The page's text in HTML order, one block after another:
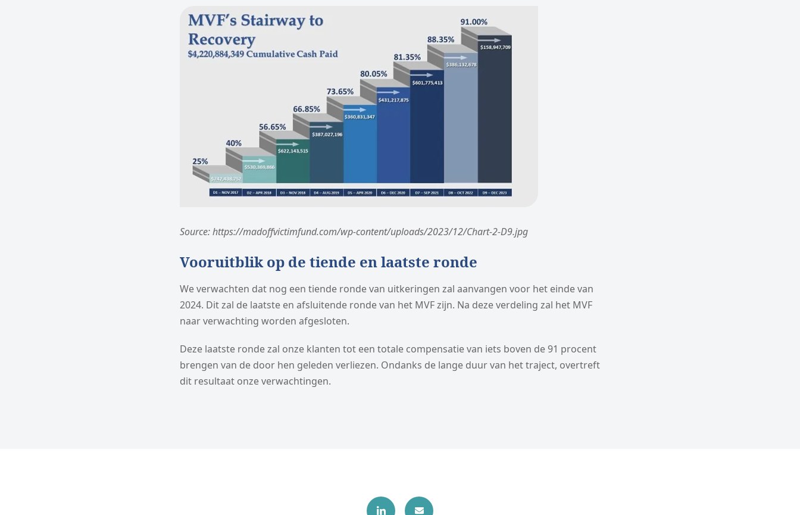
Source: https://madoffvictimfund.com/wp-content/uploads/2023/12/Chart-2-D9.jpg
Vooruitblik op de tiende en laatste ronde
We verwachten dat nog een tiende ronde van uitkeringen zal aanvangen voor het einde van
2024. Dit zal de laatste en afsluitende ronde van het MVF zijn. Na deze verdeling zal het MVF
naar verwachting worden afgesloten.
Deze laatste ronde zal onze klanten tot een totale compensatie van iets boven de 91 procent
brengen van de door hen geleden verliezen. Ondanks de lange duur van het traject, overtreft
dit resultaat onze verwachtingen.